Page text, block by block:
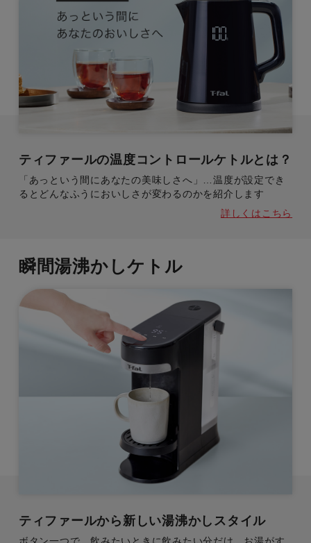
ティファールの温度コントロールケトルとは？
「あっという間にあなたの美味しさへ」…温度が設定でき
るとどんなふうにおいしさが変わるのかを紹介します
詳しくはこちら
瞬間湯沸かしケトル
ティファールから新しい湯沸かしスタイル
ボタン一つで、飲みたいときに飲みたい分だけ、お湯がす